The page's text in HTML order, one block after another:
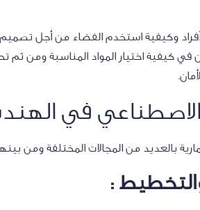
وكيفية استخدم الفضاء من أجل
كيفية اختيار المواد المناسبة ومن ثم
في
بالعديد من المجالات المختلفة ومن
: